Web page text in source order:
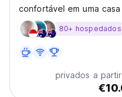
confortável em uma casa
a poucos minutos do
ruas mais bonitas da
renovou...
80+ hospedados
privados a